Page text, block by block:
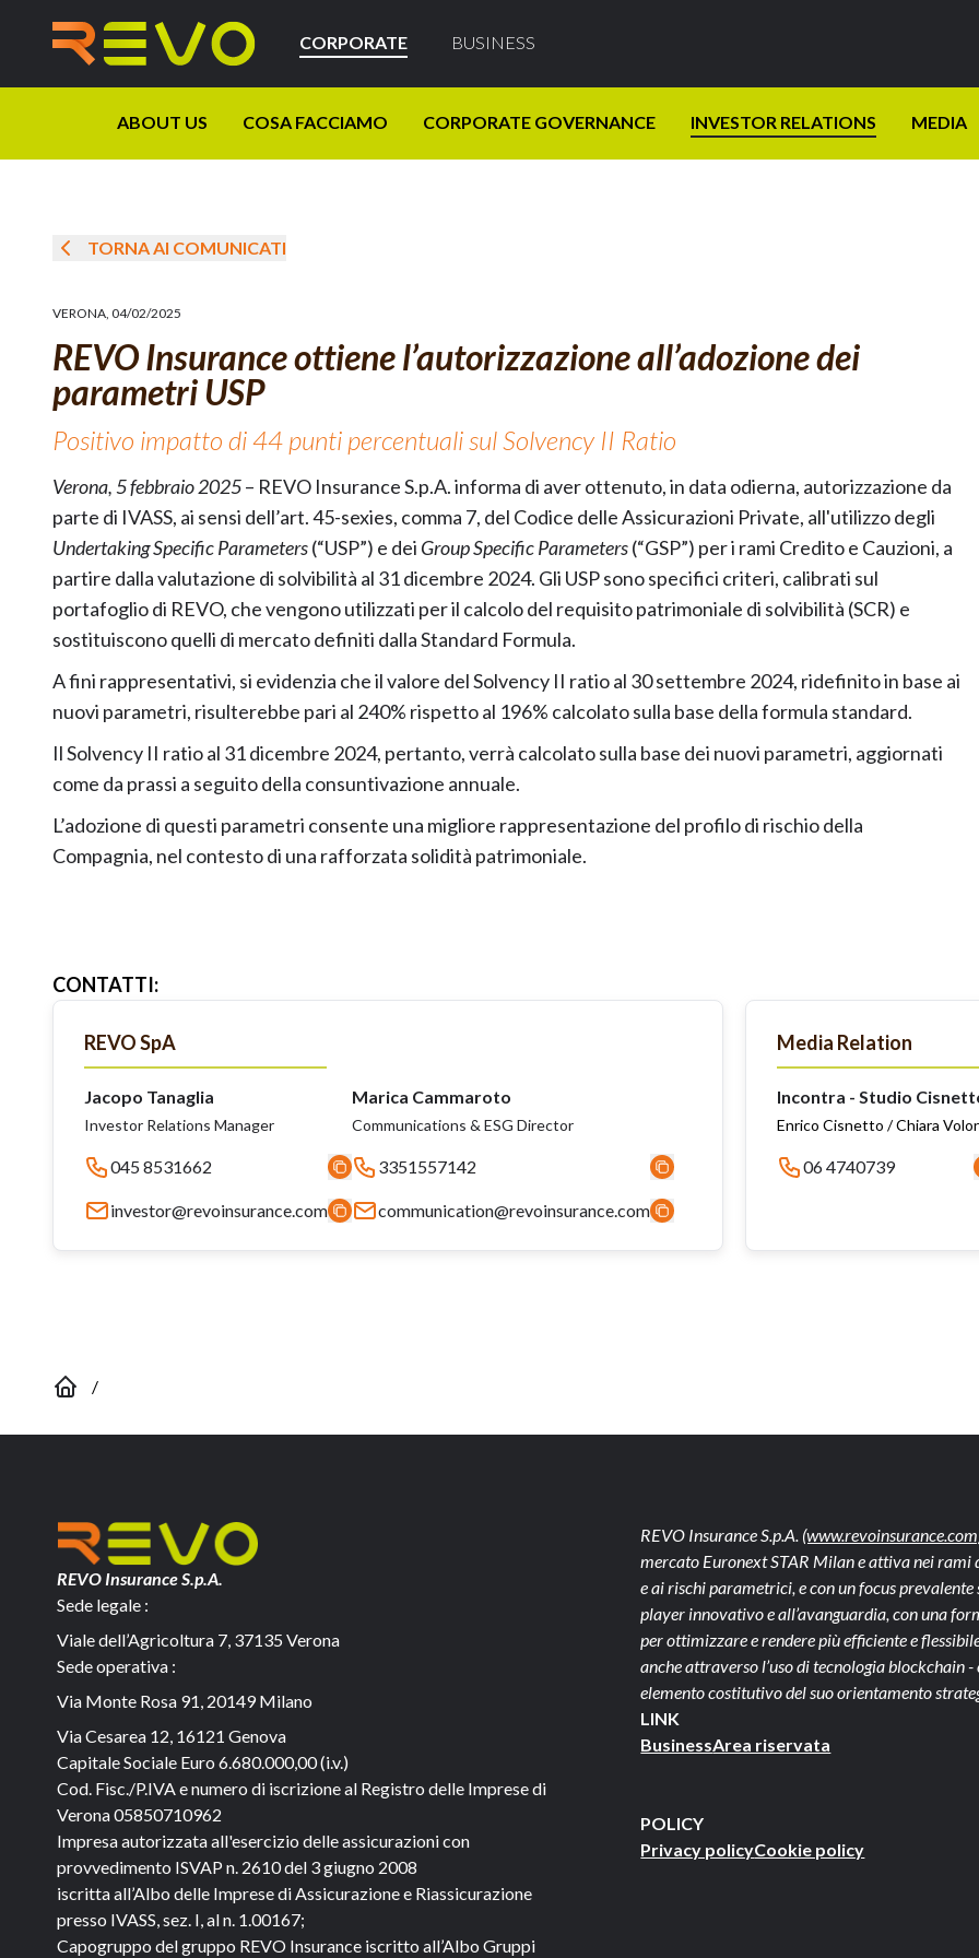
CORPORATE BUSINESS
ABOUT US COSA FACCIAMO CORPORATE GOVERNANCE INVESTOR RELATIONS MEDIA
TORNA AI COMUNICATI
VERONA, 04/02/2025
REVO Insurance ottiene l’autorizzazione all’adozione dei
parametri USP
Positivo impatto di 44 punti percentuali sul Solvency II Ratio
Verona, 5 febbraio 2025– REVO Insurance S.p.A. informa di aver ottenuto, in data odierna, autorizzazione da
parte di IVASS, ai sensi dell’art. 45-sexies, comma 7, del Codice delle Assicurazioni Private, all'utilizzo degli
Undertaking Specific Parameters(“USP”) e dei Group Specific Parameters(“GSP”) per i rami Credito e Cauzioni, a
partire dalla valutazione di solvibilità al 31 dicembre 2024. Gli USP sono specifici criteri, calibrati sul
portafoglio di REVO, che vengono utilizzati per il calcolo del requisito patrimoniale di solvibilità (SCR) e
sostituiscono quelli di mercato definiti dalla Standard Formula.
A fini rappresentativi, si evidenzia che il valore del Solvency II ratio al 30 settembre 2024, ridefinito in base ai
nuovi parametri, risulterebbe pari al 240% rispetto al 196% calcolato sulla base della formula standard.
Il Solvency II ratio al 31 dicembre 2024, pertanto, verrà calcolato sulla base dei nuovi parametri, aggiornati
come da prassi a seguito della consuntivazione annuale.
L’adozione di questi parametri consente una migliore rappresentazione del profilo di rischio della
Compagnia, nel contesto di una rafforzata solidità patrimoniale.
CONTATTI:
REVO SpA
Jacopo Tanaglia
Investor Relations Manager
045 8531662
investor@revoinsurance.com
Marica Cammaroto
Communications & ESG Director
3351557142
communication@revoinsurance.com
Media Relation
Incontra - Studio
Enrico Cisnetto / Chiara
06 4740739
/
REVO Insurance S.p.A.
Sede legale :
Viale dell’Agricoltura 7, 37135 Verona
Sede operativa :
Via Monte Rosa 91, 20149 Milano
Via Cesarea 12, 16121 Genova
Capitale Sociale Euro 6.680.000,00 (i.v.)
Cod. Fisc./P.IVA e numero di iscrizione al Registro delle Imprese di
Verona 05850710962
Impresa autorizzata all'esercizio delle assicurazioni con
provvedimento ISVAP n. 2610 del 3 giugno 2008
iscritta all’Albo delle Imprese di Assicurazione e Riassicurazione
presso IVASS, sez. I, al n. 1.00167;
Capogruppo del gruppo REVO Insurance iscritto all’Albo Gruppi
REVO Insurance S.p.A.
mercato Euronext STAR Milan e attiva nei
e ai rischi parametrici, e con un focus
player innovativo e all’avanguardia, con una
per ottimizzare e rendere più efficiente e
anche attraverso l’uso di tecnologia blockchain
elemento costitutivo del suo orientamento
LINK
BusinessArea riservata
POLICY
Privacy policyCookie policy